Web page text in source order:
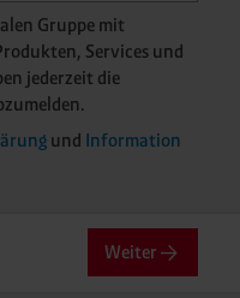
Gruppe mit
Services und
jederzeit die
und Information
Weiter